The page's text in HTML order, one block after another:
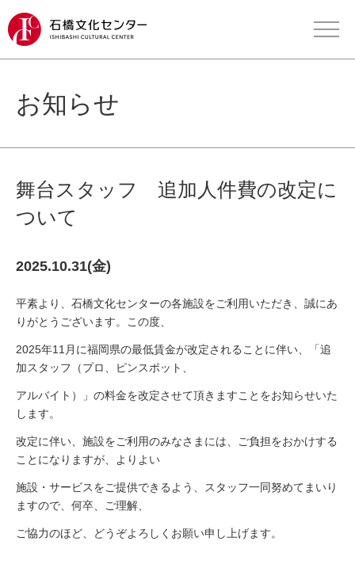
お知らせ
舞台スタッフ 追加人件費の改定に
ついて
2025.10.31(金)
平素より、石橋文化センターの各施設をご利用いただき、誠にあ
りがとうございます。この度、
2025年11月に福岡県の最低賃金が改定されることに伴い、「追
加スタッフ（プロ、ピンスポット、
アルバイト）」の料金を改定させて頂きますことをお知らせいた
します。
改定に伴い、施設をご利用のみなさまには、ご負担をおかけする
ことになりますが、よりよい
施設・サービスをご提供できるよう、スタッフ一同努めてまいり
ますので、何卒、ご理解、
ご協力のほど、どうぞよろしくお願い申し上げます。